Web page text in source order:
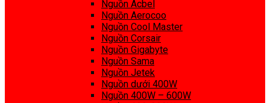
Nguồn Acbel
Nguồn Aerocoo
Nguồn Cool Master
Nguồn Corsair
Nguồn Gigabyte
Nguồn Sama
Nguồn Jetek
Nguồn dưới 400W
Nguồn 400W – 600W